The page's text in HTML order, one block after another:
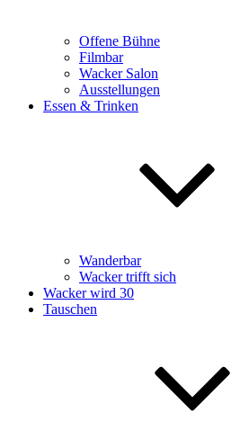
Offene Bühne
Filmbar
Wacker Salon
Ausstellungen
Essen & Trinken
Wanderbar
Wacker trifft sich
Wacker wird 30
Tauschen